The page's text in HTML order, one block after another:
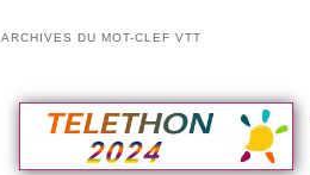
ARCHIVES DU MOT-CLEF VTT